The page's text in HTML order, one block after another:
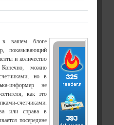
вашем блоге
показывающий
и количество
можно
но в
информер не
как это
счетчиками.
или справа в
посередине